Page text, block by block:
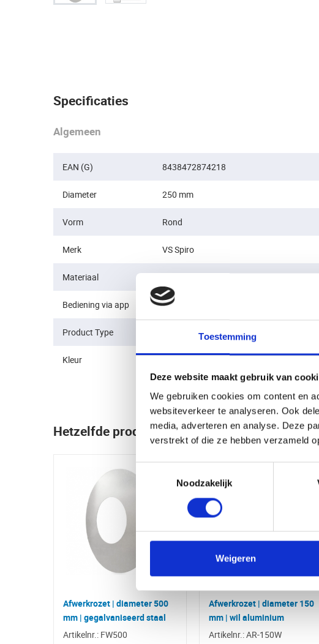
Toestemming
Deze website maakt gebruik van
We gebruiken cookies om content en
websiteverkeer te analyseren. Ook
media, adverteren en analyse. Deze
verstrekt of die ze hebben verzameld
Noodzakelijk
Weigeren
Specificaties
Algemeen
EAN (G) 8438472874218
Diameter 250 mm
Vorm Rond
Merk VS Spiro
Materiaal Staal
Bediening via app Nee
Product Type Afwerkrozetten
Kleur Staal
Hetzelfde product maar dan net even anders
Afwerkrozet | diameter 500
mm | gegalvaniseerd staal
Artikelnr.: FW500
Afwerkrozet | diameter 150
mm | wil aluminium
Artikelnr.: AR-150W